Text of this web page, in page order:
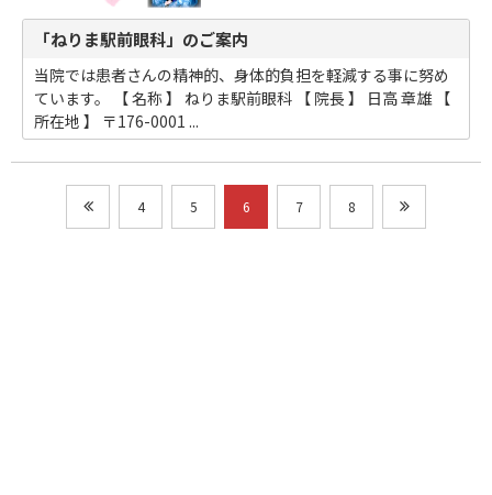
「ねりま駅前眼科」のご案内
当院では患者さんの精神的、身体的負担を軽減する事に努め
ています。 【 名称 】 ねりま駅前眼科 【 院長 】 日高 章雄 【
所在地 】 〒176-0001 ...
4 5 6 7 8